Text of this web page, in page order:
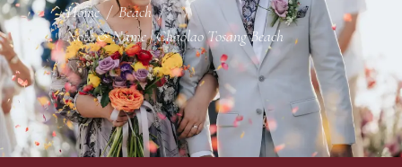
Home/Beach/
Note & Name | Chaolao Tosang Beach